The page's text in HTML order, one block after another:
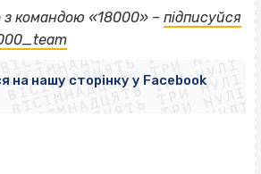
командою «18000» – підписуйся
ТРИ НУЛІ
ВІСІМНАДЦЯТЬ ТРИ НУЛІ
ВІСІМНАДЦЯТЬ ТРИ НУЛІ
ВІСІМНАДЦЯТЬ ТРИ НУЛІ
ВІСІМНАДЦЯТЬ ТРИ НУЛІ
ВІСІМНАДЦЯТЬ ТРИ НУЛІ
ВІСІМНАДЦЯТЬ ТРИ НУЛІ
ВІСІМНАДЦЯТЬ ТРИ НУЛІ
на нашу сторінку у Facebook